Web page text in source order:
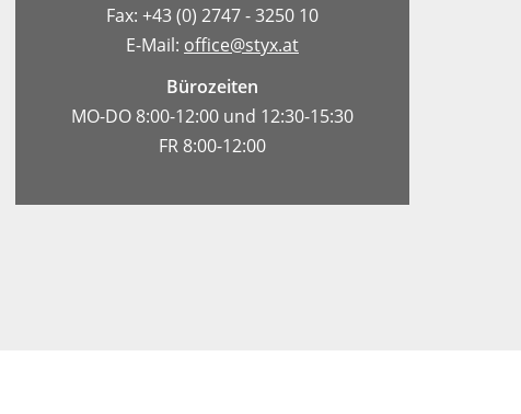
Fax: +43 (0) 2747 - 3250 10
E-Mail: office@styx.at
Bürozeiten
MO-DO 8:00-12:00 und 12:30-15:30
FR 8:00-12:00